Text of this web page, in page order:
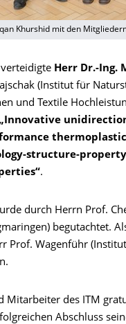
Khurshid mit den
Herr Dr.-Ing.
(Institut für
und Textile
structure-
.
durch Herrn Prof.
begutachtet.
Prof. Wagenführ
Mitarbeiter des ITM
Abschluss